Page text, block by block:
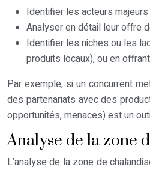
Identifier les acteurs
Analyser en détail leur offre
Identifier les niches ou les
produits locaux), ou en
Par exemple, si un concurrent
des partenariats avec des
opportunités, menaces) est un
Analyse de la zone
L’analyse de la zone de